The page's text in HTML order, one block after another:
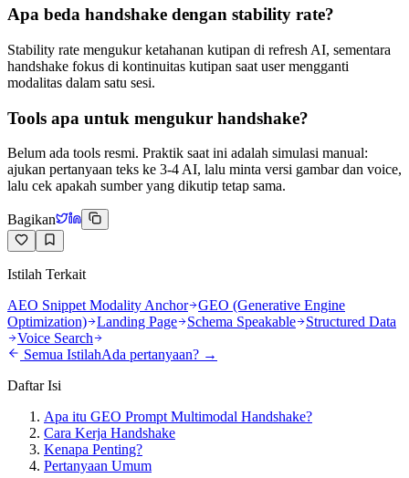
Apa beda handshake dengan stability rate?
Stability rate mengukur ketahanan kutipan di refresh AI, sementara
handshake fokus di kontinuitas kutipan saat user mengganti
modalitas dalam satu sesi.
Tools apa untuk mengukur handshake?
Belum ada tools resmi. Praktik saat ini adalah simulasi manual:
ajukan pertanyaan teks ke 3-4 AI, lalu minta versi gambar dan voice,
lalu cek apakah sumber yang dikutip tetap sama.
Bagikan
Istilah Terkait
AEO Snippet Modality Anchor
GEO (Generative Engine
Optimization)
Landing Page Schema Speakable
Structured Data
Voice Search
Semua IstilahAda pertanyaan? →
Daftar Isi
Apa itu GEO Prompt Multimodal Handshake?
Cara Kerja Handshake
Kenapa Penting?
Pertanyaan Umum